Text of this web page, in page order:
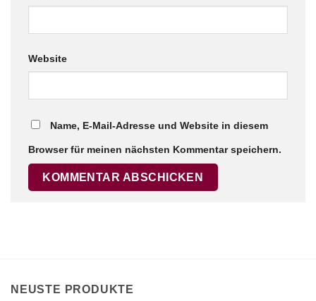
Website
Name, E-Mail-Adresse und Website in diesem
Browser für meinen nächsten Kommentar speichern.
NEUSTE PRODUKTE